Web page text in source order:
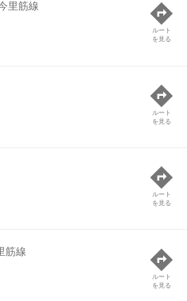
里筋線
ルート
を見る
ルート
を見る
ルート
を見る
筋線
ルート
を見る